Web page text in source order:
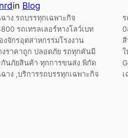
in Blog
าง รถบรรทุกเฉพาะกิจ
รถเทรลเลอร์หางโลว์เบท
จักรอุตสาหกรรมโรงงาน
ราคาถูก ปลอดภัย รถทุกคันมี
กันภัยสินค้า ทุกการขนส่ง พิกัด
าง ,บริการรถบรรทุกเฉพาะกิจ